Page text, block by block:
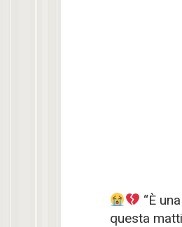
“È
questa